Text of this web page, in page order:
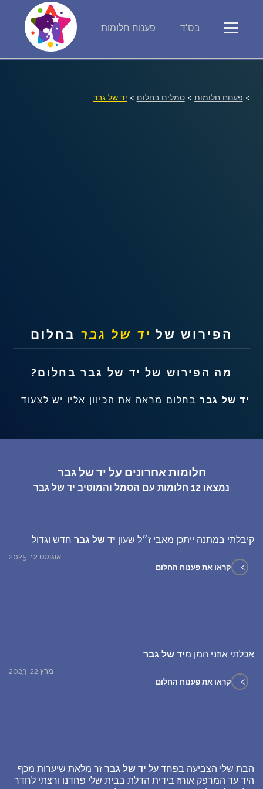
פענוח חלומות
בס"ד
עלינו
מדיניות פרטיות
> פענוח חלומות >סמלים בחלום > יד של גבר
הפירוש של יד של גבר בחלום
מה הפירוש של יד של גברבחלום?
יד של גברבחלום מראה את הכיוון אליו יש לצעוד
חלומות אחרונים על יד של גבר
נמצאו 12 חלומות עם הסמל והמוטיב יד של גבר
קיבלתי במתנה ייתכן מאבי ז״ל שעון יד של גבר חדש וגדול
אוגוסט 12, 2025
> קראו את פענוח החלום
אכלתי אוזני המן מיד של גבר
מרץ 22, 2023
> קראו את פענוח החלום
הבת שלי הצביעה בפחד על יד של גבר זר מלאת שיערות מכף
היד עד המרפק אוחז בידית הדלת בבית שלי פחדנו ורצתי לחדר